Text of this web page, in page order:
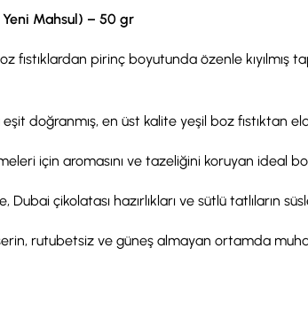
Yeni Mahsul) – 50 gr
fıstıklardan pirinç boyutunda özenle kıyılmış
doğranmış, en üst kalite yeşil boz fıstıktan
için aromasını ve tazeliğini koruyan ideal
Dubai çikolatası hazırlıkları ve sütlü tatlıların
serin, rutubetsiz ve güneş almayan ortamda